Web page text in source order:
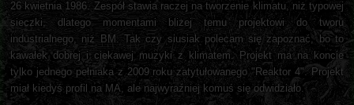
26 kwietnia 1986. Zespół stawia raczej na tworzenie klimatu, niż typowej
sieczki, dlatego momentami bliżej temu projektowi do tworu
industrialnego, niż BM. Tak czy siusiak polecam się zapoznać, bo to
kawałek dobrej i ciekawej muzyki z klimatem. Projekt ma na koncie
tylko jednego pełniaka z 2009 roku zatytułowanego "Reaktor 4". Projekt
miał kiedyś profil na MA, ale najwyraźniej komuś się odwidziało.